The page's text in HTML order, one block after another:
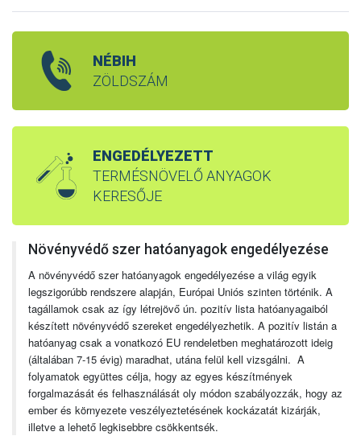
NÉBIH
ZÖLDSZÁM
ENGEDÉLYEZETT
TERMÉSNÖVELŐ ANYAGOK
KERESŐJE
Növényvédő szer hatóanyagok engedélyezése
A növényvédő szer hatóanyagok engedélyezése a világ egyik
legszigorúbb rendszere alapján, Európai Uniós szinten történik. A
tagállamok csak az így létrejövő ún. pozitív lista hatóanyagaiból
készített növényvédő szereket engedélyezhetik. A pozitív listán a
hatóanyag csak a vonatkozó EU rendeletben meghatározott ideig
(általában 7-15 évig) maradhat, utána felül kell vizsgálni. A
folyamatok együttes célja, hogy az egyes készítmények
forgalmazását és felhasználását oly módon szabályozzák, hogy az
ember és környezete veszélyeztetésének kockázatát kizárják,
illetve a lehető legkisebbre csökkentsék.